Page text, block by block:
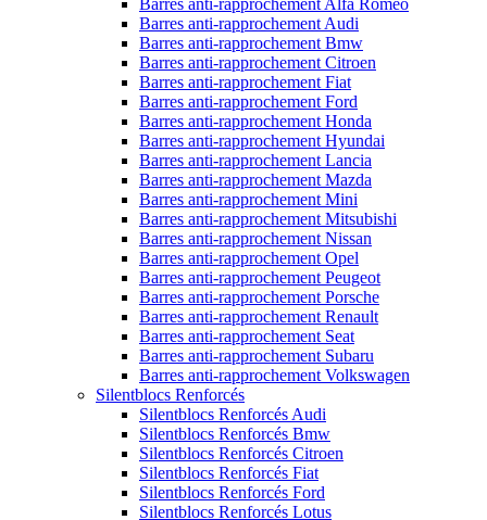
Barres anti-rapprochement Alfa Roméo
Barres anti-rapprochement Audi
Barres anti-rapprochement Bmw
Barres anti-rapprochement Citroen
Barres anti-rapprochement Fiat
Barres anti-rapprochement Ford
Barres anti-rapprochement Honda
Barres anti-rapprochement Hyundai
Barres anti-rapprochement Lancia
Barres anti-rapprochement Mazda
Barres anti-rapprochement Mini
Barres anti-rapprochement Mitsubishi
Barres anti-rapprochement Nissan
Barres anti-rapprochement Opel
Barres anti-rapprochement Peugeot
Barres anti-rapprochement Porsche
Barres anti-rapprochement Renault
Barres anti-rapprochement Seat
Barres anti-rapprochement Subaru
Barres anti-rapprochement Volkswagen
Silentblocs Renforcés
Silentblocs Renforcés Audi
Silentblocs Renforcés Bmw
Silentblocs Renforcés Citroen
Silentblocs Renforcés Fiat
Silentblocs Renforcés Ford
Silentblocs Renforcés Lotus